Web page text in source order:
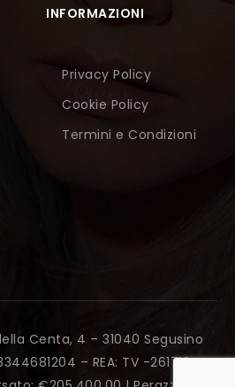
INFORMAZIONI
Privacy Policy
Cookie Policy
Termini e Condizioni
Centa, 4 – 31040 Segusino
– REA: TV -261712 –